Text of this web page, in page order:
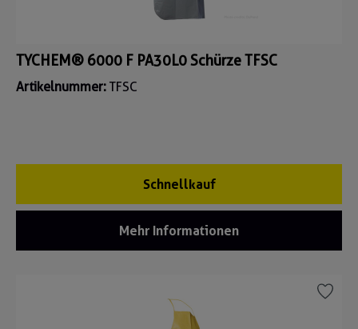
TYCHEM® 6000 F PA30L0 Schürze TFSC
Artikelnummer: TFSC
Schnellkauf
Mehr Informationen